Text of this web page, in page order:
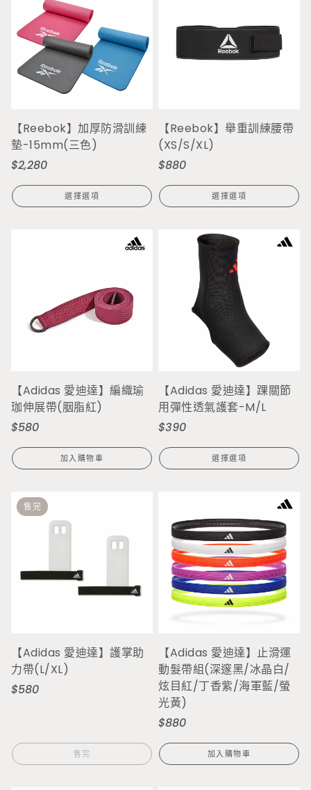
【Reebok】加厚防滑訓練
墊-15mm(三色)
定
價
$2,280
選擇選項
【Reebok】舉重訓練腰帶
(XS/S/XL)
定
價
$880
選擇選項
【Adidas 愛迪達】編織瑜
珈伸展帶(胭脂紅)
定
價
$580
加入購物車
【Adidas 愛迪達】踝關節
用彈性透氣護套-M/L
定
價
$390
選擇選項
售完
【Adidas 愛迪達】護掌助
力帶(L/XL)
定
$580
售完
【Adidas 愛迪達】止滑運
動髮帶組(深邃黑/冰晶白/
炫目紅/丁香紫/海軍藍/螢
光黃)
定
價
$880
加入購物車